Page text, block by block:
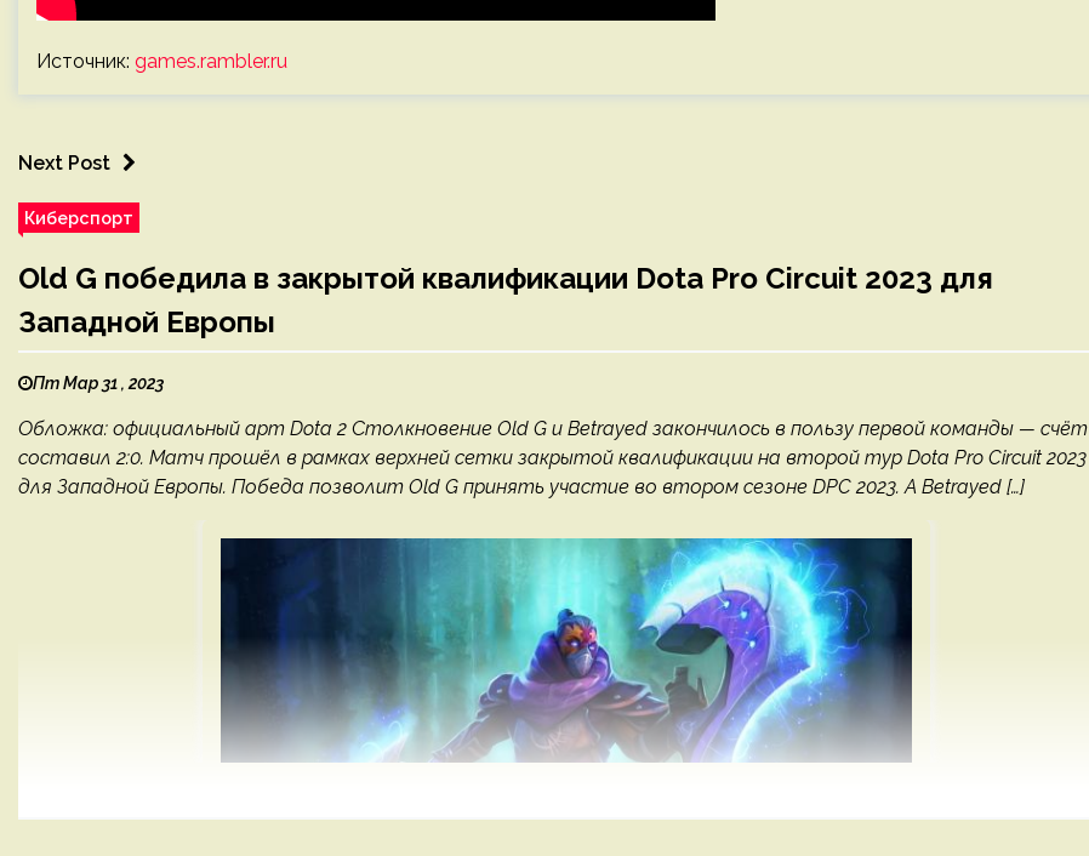
Источник: games.rambler.ru
Next Post
Киберспорт
Old G победила в закрытой квалификации Dota Pro Circuit 2023 для
Западной Европы
Пт Мар 31 , 2023
Обложка: официальный арт Dota 2 Столкновение Old G и Betrayed закончилось в пользу первой команды — счёт
составил 2:0. Матч прошёл в рамках верхней сетки закрытой квалификации на второй тур Dota Pro Circuit 2023
для Западной Европы. Победа позволит Old G принять участие во втором сезоне DPC 2023. А Betrayed […]